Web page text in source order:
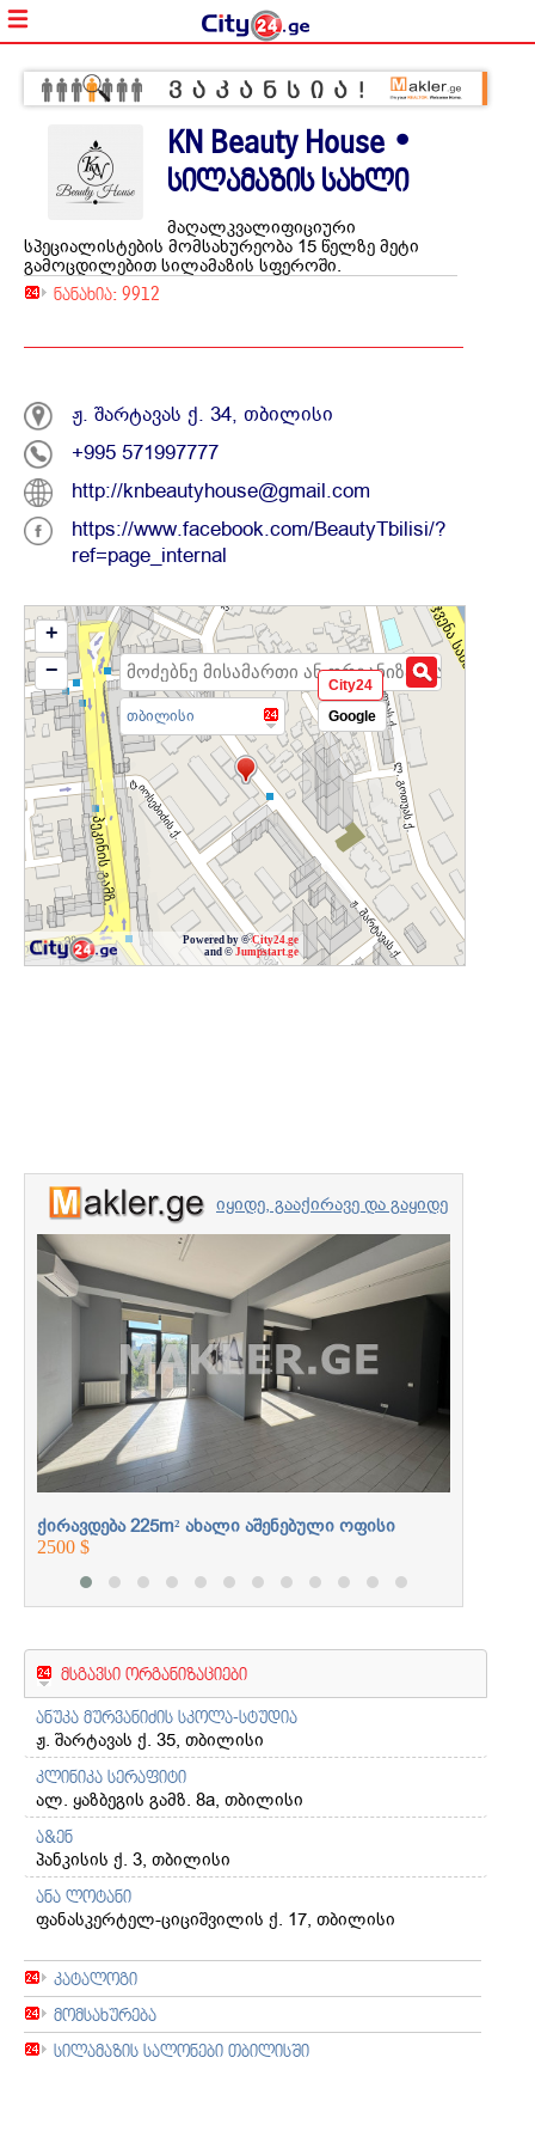
KN Beauty House •
სილამაზის სახლი
მაღალკვალიფიციური
სპეციალისტების მომსახურეობა 15 წელზე მეტი
გამოცდილებით სილამაზის სფეროში.
ნანახია: 9912
ჟ. შარტავას ქ. 34, თბილისი
+995 571997777
http://knbeautyhouse@gmail.com
https://www.facebook.com/BeautyTbilisi/?
ref=page_internal
თბილისი
Powered by ©City24.ge
and © Jumpstart.ge
+
−
City24
Google
იყიდე, გააქირავე და გაყიდე
უძრავი ქონება
პროფესიონალებთან
ერთად
ქირავდება 225m² ახალი აშენებული ოფისი
2500 $
მსგავსი ორგანიზაციები
ანუკა მურვანიძის სკოლა-სტუდია
ჟ. შარტავას ქ. 35, თბილისი
კლინიკა სერაფიტი
ალ. ყაზბეგის გამზ. 8a, თბილისი
ა&ენ
პანკისის ქ. 3, თბილისი
ანა ლოტანი
ფანასკერტელ-ციციშვილის ქ. 17, თბილისი
კატალოგი
მომსახურება
სილამაზის სალონები თბილისში